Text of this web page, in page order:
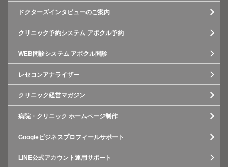
ドクターズインタビューのご案内
クリニック予約システム アポクル予約
WEB問診システム アポクル問診
レセコンアナライザー
クリニック経営マガジン
病院・クリニック ホームページ制作
Googleビジネスプロフィールサポート
LINE公式アカウント運用サポート